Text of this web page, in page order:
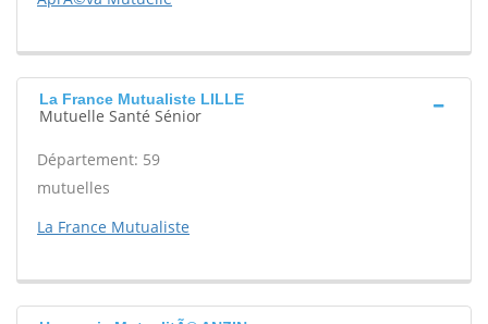
La France Mutualiste LILLE
Mutuelle Santé Sénior
Département: 59
mutuelles
La France Mutualiste